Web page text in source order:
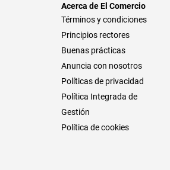
Acerca de El Comercio
Términos y condiciones
Principios rectores
Buenas prácticas
Anuncia con nosotros
Políticas de privacidad
Política Integrada de
Gestión
Política de cookies